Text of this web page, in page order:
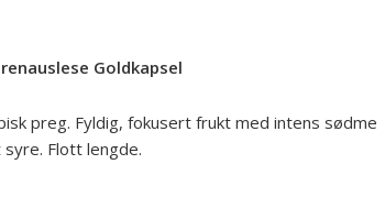
Goldkapsel
preg. Fyldig, fokusert frukt med intens sødme
Flott lengde.